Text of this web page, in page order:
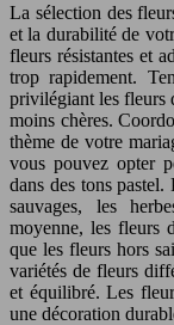
La sélection des
et la durabilité de
fleurs résistantes et
trop rapidement.
privilégiant les fleurs
moins chères.
thème de votre
vous pouvez opter
dans des tons
sauvages, les
moyenne, les fleurs
que les fleurs hors
variétés de fleurs
et équilibré. Les
une décoration